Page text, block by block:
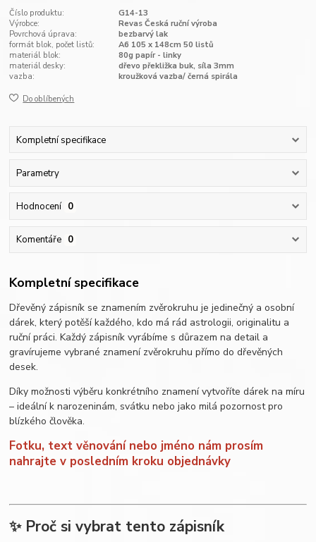
Číslo produktu:
G14-13
Výrobce:
Revas Česká ruční výroba
Povrchová úprava:
bezbarvý lak
formát blok, počet listů:
A6 105 x 148cm 50 listů
materiál blok:
80g papír - linky
materiál desky:
dřevo překližka buk, síla 3mm
vazba:
kroužková vazba/ černá spirála
Do oblíbených
Kompletní specifikace
Parametry
Hodnocení 0
Komentáře 0
Kompletní specifikace
Dřevěný zápisník se znamením zvěrokruhu je jedinečný a osobní
dárek, který potěší každého, kdo má rád astrologii, originalitu a
ruční práci. Každý zápisník vyrábíme s důrazem na detail a
gravírujeme vybrané znamení zvěrokruhu přímo do dřevěných
desek.
Díky možnosti výběru konkrétního znamení vytvoříte dárek na míru
– ideální k narozeninám, svátku nebo jako milá pozornost pro
blízkého člověka.
Fotku, text věnování nebo jméno nám prosím
nahrajte v posledním kroku objednávky
✨ Proč si vybrat tento zápisník